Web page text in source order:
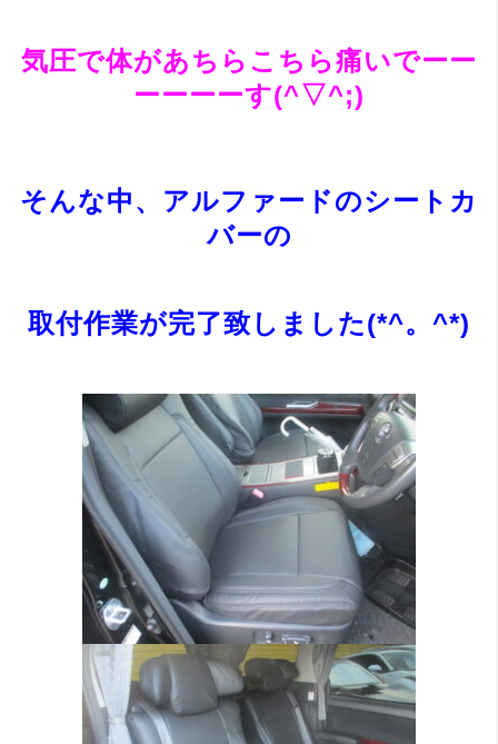
気圧で体があちらこちら痛いでーー
ーーーーす(^▽^;)
そんな中、アルファードのシートカ
バーの
取付作業が完了致しました(*^。^*)